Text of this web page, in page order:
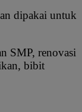
dipakai untuk
SMP, renovasi
bibit